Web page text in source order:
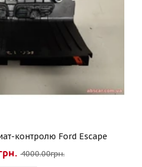
контролю Ford Escape
4000.00грн.